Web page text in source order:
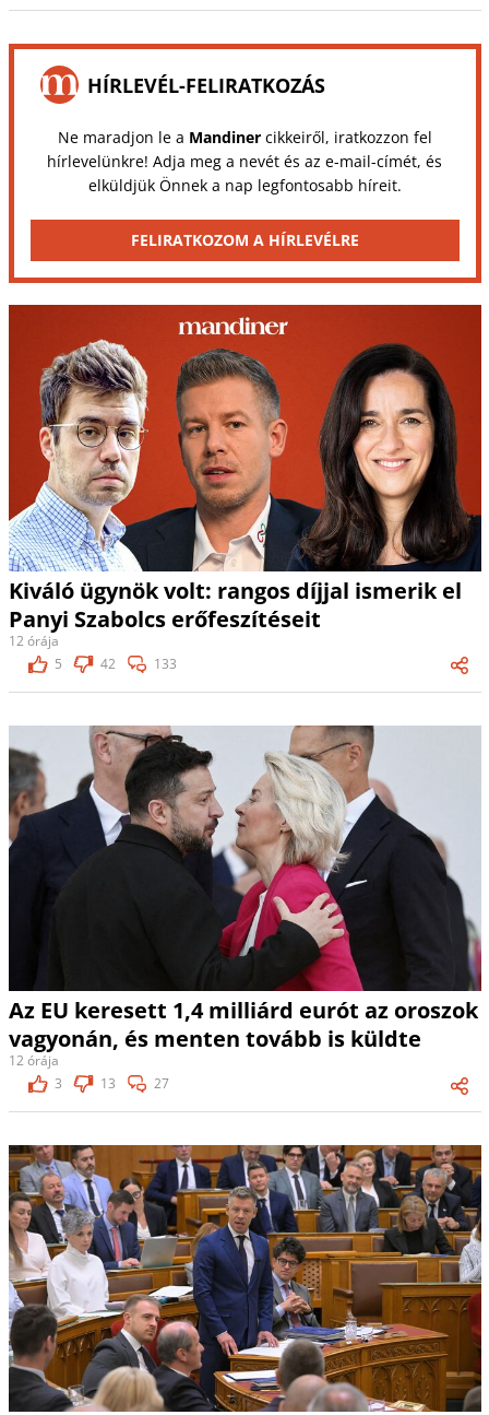
HÍRLEVÉL-FELIRATKOZÁS
Ne maradjon le a Mandinercikkeiről, iratkozzon fel
hírlevelünkre! Adja meg a nevét és az e-mail-címét, és
elküldjük Önnek a nap legfontosabb híreit.
FELIRATKOZOM A HÍRLEVÉLRE
Kiváló ügynök volt: rangos díjjal ismerik el
Panyi Szabolcs erőfeszítéseit
12 órája
5
42 133
Az EU keresett 1,4 milliárd eurót az oroszok
vagyonán, és menten tovább is küldte
12 órája
3
13 27